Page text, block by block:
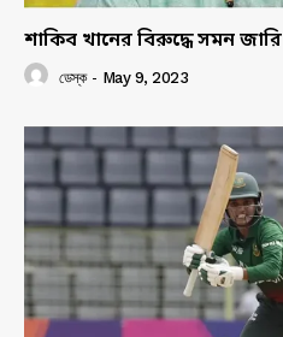
শাকিব খানের বিরুদ্ধে সমন জারি
ডেস্ক - May 9, 2023